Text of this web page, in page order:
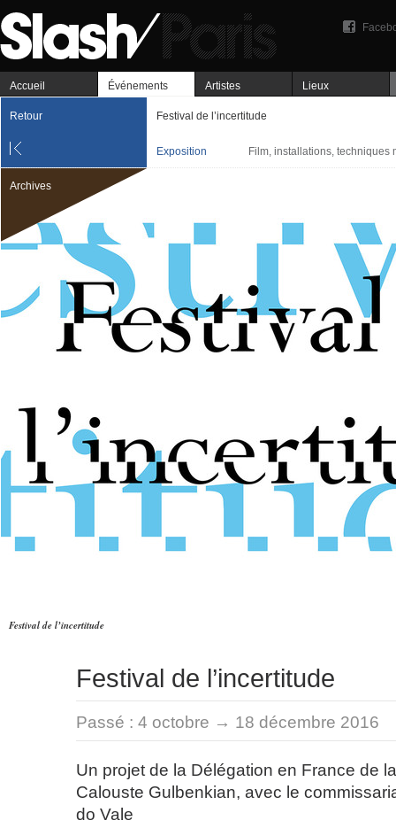
Accueil Événements Artistes Lieux
Retour Festival de l’incertitude
Exposition Film, installations, techniques
Archives
Festival de l’incertitude
Festival de l’incertitude
Passé : 4 octobre → 18 décembre 2016
Un projet de la Délégation en France de
Calouste Gulbenkian, avec le
do Vale